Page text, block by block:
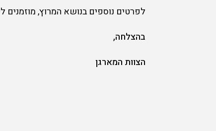
לפרטים נוספים בנושא המרוץ, מוזמנים
בהצלחה,
הצוות המארגן